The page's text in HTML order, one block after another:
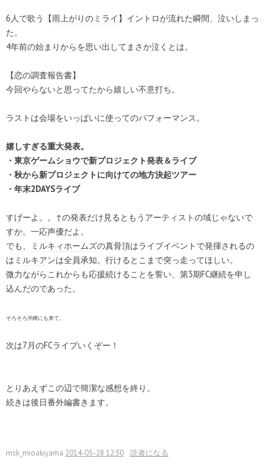
6人で歌う【雨上がりのミライ 】イントロが流れた瞬間、泣いしまっ
た。
4年前の始まりからを思い出してまさか泣くとは。
【恋の調査報告書】
今回やらないと思ってたから嬉しい不意打ち。
ラストは会場をいっぱいに使ってのパフォーマンス。
嬉しすぎる重大発表。
・ 東京ゲームショウで新プロジェクト発表＆ライブ
・秋から新プロジェクトに向けての地方決起ツアー
・年末2DAYSライブ
すげーよ。。↑の発表だけ見るともうアーティストの域じゃないで
すか。一応声優だよ。
でも、
ミルキィホームズの真骨頂はライブイベントで発揮されるの
はミ ルキアンは全員承知。行けるとこまで突っ走ってほしい。
微力ながらこれからも応援続けることを誓い、第3期FC継続を申し
込んだのであった。
そろそろ沖縄にも来て。
次は7月のFCライブいくぞー！
とりあえずこの辺で簡潔な感想を終り。
続きは後日番外編書きます。
msk_mioakiyama 2014-05-28 12:30 読者になる